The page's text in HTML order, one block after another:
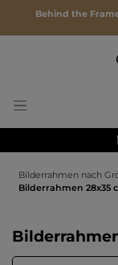
Behind the
Bilderrahmen nach
Bilderrahmen 28x35